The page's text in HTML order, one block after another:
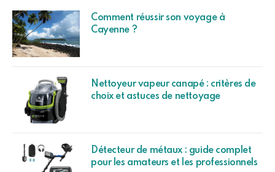
Comment réussir son voyage à
Cayenne ?
Nettoyeur vapeur canapé : critères de
choix et astuces de nettoyage
Détecteur de métaux : guide complet
pour les amateurs et les professionnels